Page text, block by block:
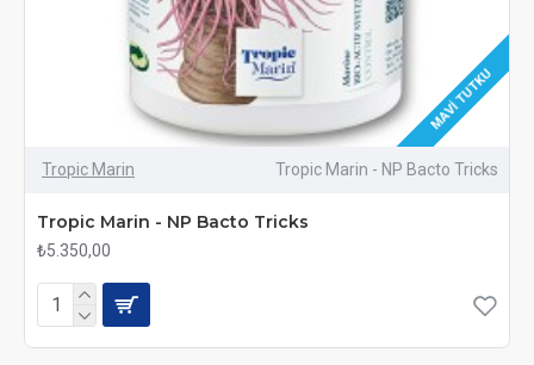
MAVI TUTKU
Tropic Marin Tropic Marin - NP Bacto Tricks
Tropic Marin - NP Bacto Tricks
₺5.350,00